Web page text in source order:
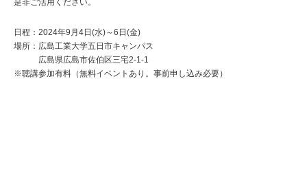
日程：2024年9月4日(水)～6日(金)
場所：広島工業大学五日市キャンパス
広島県広島市佐伯区三宅2-1-1
※聴講参加有料（無料イベントあり。事前申し込み必要）